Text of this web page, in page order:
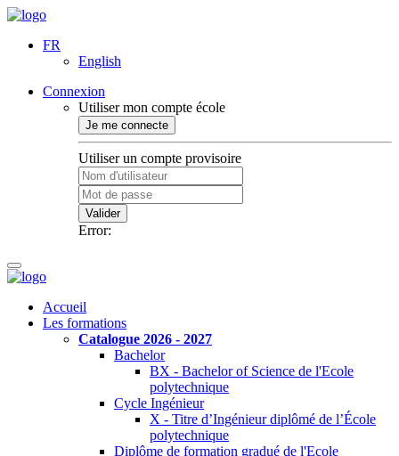
FR
English
Connexion
Utiliser mon compte école
Je me connecte
Utiliser un compte provisoire
Valider
Error:
Accueil
Les formations
Catalogue 2026 - 2027
Bachelor
BX - Bachelor of Science de l'Ecole
polytechnique
Cycle Ingénieur
X - Titre d’Ingénieur diplômé de l’École
polytechnique
Diplôme de formation gradué de l'Ecole